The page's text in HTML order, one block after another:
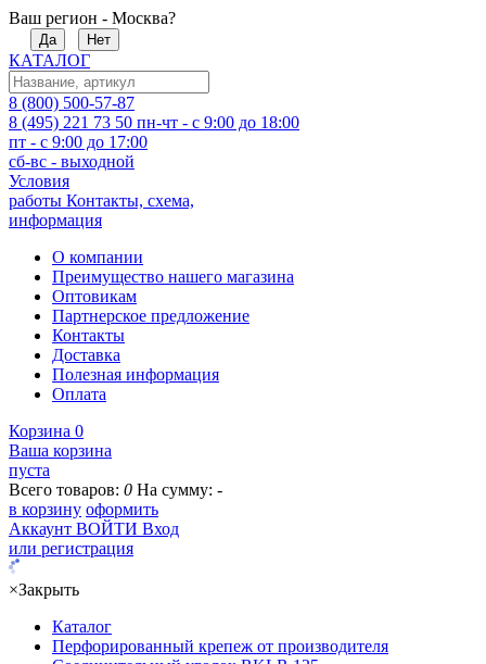
Ваш регион - Москва?
Да Нет
КАТАЛОГ
8 (800) 500-57-87
8 (495) 221 73 50 пн-чт - с 9:00 до 18:00
пт - с 9:00 до 17:00
сб-вс - выходной
Условия
работы Контакты, схема,
информация
О компании
Преимущество нашего магазина
Оптовикам
Партнерское предложение
Контакты
Доставка
Полезная информация
Оплата
Корзина 0
Ваша корзина
пуста
Всего товаров: 0 На сумму: -
в корзину оформить
Аккаунт ВОЙТИ Вход
или регистрация
×Закрыть
Каталог
Перфорированный крепеж от производителя